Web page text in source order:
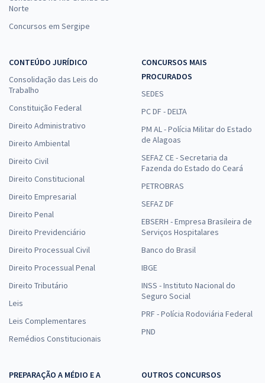
Norte
Concursos em Sergipe
CONTEÚDO JURÍDICO
Consolidação das Leis do
Trabalho
Constituição Federal
Direito Administrativo
Direito Ambiental
Direito Civil
Direito Constitucional
Direito Empresarial
Direito Penal
Direito Previdenciário
Direito Processual Civil
Direito Processual Penal
Direito Tributário
Leis
Leis Complementares
Remédios Constitucionais
CONCURSOS MAIS
PROCURADOS
SEDES
PC DF - DELTA
PM AL - Polícia Militar do Estado
de Alagoas
SEFAZ CE - Secretaria da
Fazenda do Estado do Ceará
PETROBRAS
SEFAZ DF
EBSERH - Empresa Brasileira de
Serviços Hospitalares
Banco do Brasil
IBGE
INSS - Instituto Nacional do
Seguro Social
PRF - Polícia Rodoviária Federal
PND
PREPARAÇÃO A MÉDIO E A
OUTROS CONCURSOS